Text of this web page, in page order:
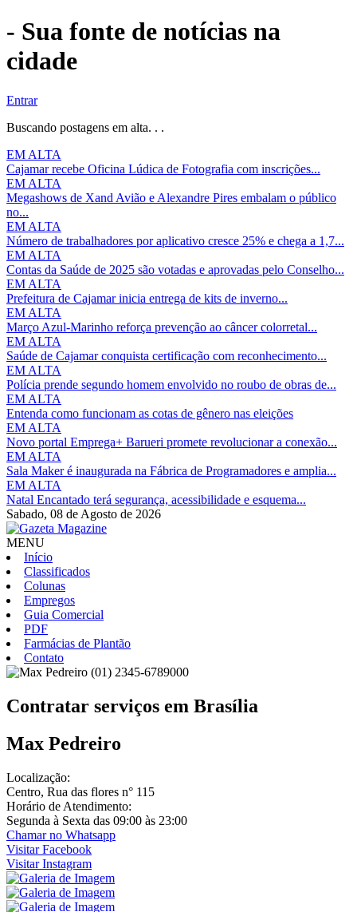
- Sua fonte de notícias na
cidade
Entrar
Buscando postagens em alta. . .
EM ALTA
Cajamar recebe Oficina Lúdica de Fotografia com inscrições...
EM ALTA
Megashows de Xand Avião e Alexandre Pires embalam o público
no...
EM ALTA
Número de trabalhadores por aplicativo cresce 25% e chega a 1,7...
EM ALTA
Contas da Saúde de 2025 são votadas e aprovadas pelo Conselho...
EM ALTA
Prefeitura de Cajamar inicia entrega de kits de inverno...
EM ALTA
Março Azul-Marinho reforça prevenção ao câncer colorretal...
EM ALTA
Saúde de Cajamar conquista certificação com reconhecimento...
EM ALTA
Polícia prende segundo homem envolvido no roubo de obras de...
EM ALTA
Entenda como funcionam as cotas de gênero nas eleições
EM ALTA
Novo portal Emprega+ Barueri promete revolucionar a conexão...
EM ALTA
Sala Maker é inaugurada na Fábrica de Programadores e amplia...
EM ALTA
Natal Encantado terá segurança, acessibilidade e esquema...
Sabado, 08 de Agosto de 2026
MENU
Início
Classificados
Colunas
Empregos
Guia Comercial
PDF
Farmácias de Plantão
Contato
(01) 2345-6789000
Contratar serviços em Brasília
Max Pedreiro
Localização:
Centro, Rua das flores n° 115
Horário de Atendimento:
Segunda à Sexta das 09:00 às 23:00
Chamar no Whatsapp
VisitarFacebook
VisitarInstagram